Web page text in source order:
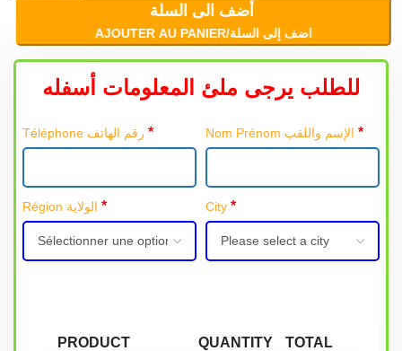
أضف الى السلة
AJOUTER AU PANIER/اضف إلى السلة
للطلب يرجى ملئ المعلومات أسفله
Téléphone رقم الهاتف* *
Région الولاية* City *
PRODUCT QUANTITY TOTAL